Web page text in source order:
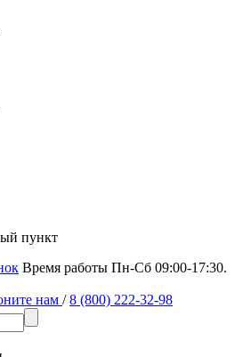
пункт
Время работы Пн-Сб 09:00-17:30.
нам / 8 (800) 222-32-98